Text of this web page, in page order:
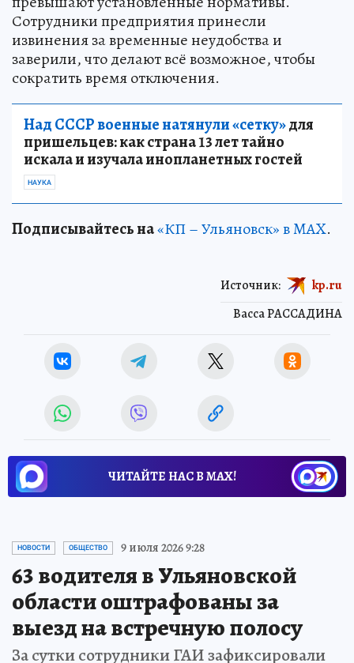
Сотрудники предприятия принесли
извинения за временные неудобства и
заверили, что делают всё возможное, чтобы
сократить время отключения.
Над СССР военные натянули «сетку»для
пришельцев: как страна 13 лет тайно
искала и изучала инопланетных гостей
НАУКА
Подписывайтесь на«КП – Ульяновск» в MAX.
Васса РАССАДИНА
Источник: kp.ru
ЧИТАЙТЕ НАС В МАХ!
НОВОСТИ ОБЩЕСТВО 9 июля 2026 9:28
63 водителя в Ульяновской
области оштрафованы за
выезд на встречную полосу
За сутки сотрудники ГАИ зафиксировали